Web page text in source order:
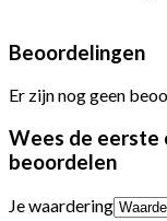
Beoordelingen
Er zijn nog geen
Wees de eerste
beoordelen
Je waardering